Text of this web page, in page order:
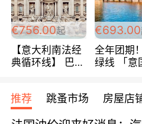
€756.00起
【意大利南法经
典循环线】 巴黎
宾馆 108欧/天起
全程756欧/位
€693.00
全年团期
绿线 「意
欧/天起
推荐 跳蚤市场 房屋店